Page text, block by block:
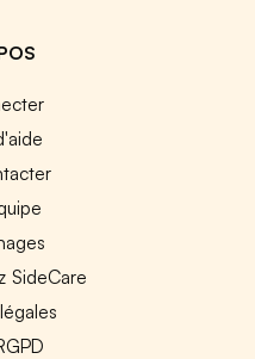
SideCare